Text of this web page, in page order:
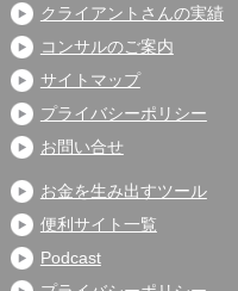
クライアントさんの実績
コンサルのご案内
サイトマップ
プライバシーポリシー
お問い合せ
お金を生み出すツール
便利サイト一覧
Podcast